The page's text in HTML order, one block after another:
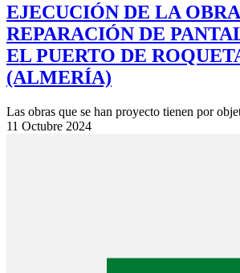
EJECUCIÓN DE LA
REPARACIÓN DE
EL PUERTO DE
(ALMERÍA)
Las obras que se han proyecto tienen por
11 Octubre 2024